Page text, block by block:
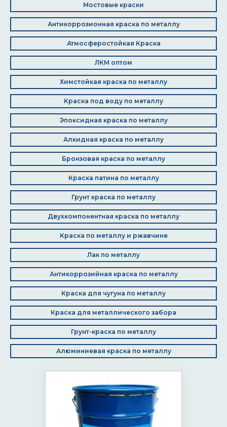
Мостовые краски
Антикоррозионная краска по металлу
Атмосферостойкая Краска
ЛКМ оптом
Химстойкая краска по металлу
Краска под воду по металлу
Эпоксидная краска по металлу
Алкидная краска по металлу
Бронзовая краска по металлу
Краска патина по металлу
Грунт краска по металлу
Двухкомпонентная краска по металлу
Краска по металлу и ржавчине
Лак по металлу
Антикоррозийная краска по металлу
Краска для чугуна по металлу
Краска для металлического забора
Грунт-краска по металлу
Алюминиевая краска по металлу